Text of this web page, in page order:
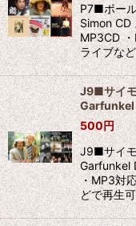
P7■ポー
Simon CD
MP3CD
ライブな
J9■サイ
500円
J9■サイ
Garfunkel
・MP3対
どで再生